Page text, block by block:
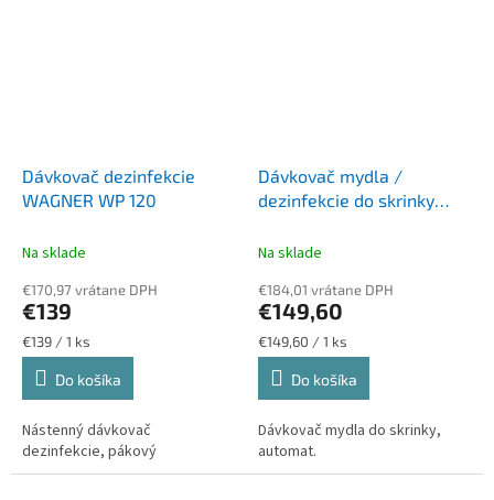
Dávkovač dezinfekcie
WAGNER WP 120
Na sklade
€170,97 vrátane DPH
€139
Jednotková
cena:
€139 / 1 ks
Do košíka
Nástenný dávkovač
dezinfekcie, pákový
Dávkovač mydla /
dezinfekcie do skrinky
Na sklade
€184,01 vrátane DPH
€149,60
Jednotková
cena:
€149,60 / 1 ks
Do košíka
Dávkovač mydla do skrinky,
automat.